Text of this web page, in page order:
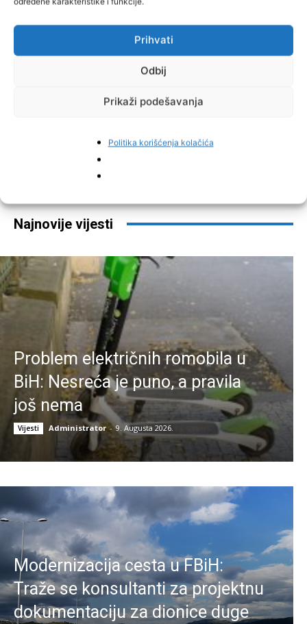
Prihvati
Odbij
Prikaži podešavanja
Politika korišćenja kolačića
Pinterest
Najnovije vijesti
Problem električnih romobila u
BiH: Nesreća je puno, a pravila
još nema
Vijesti Administrator - 9. Augusta 2026.
Modernizacija cesta u FBiH:
Traže se konsultanti za projektnu
dokumentaciju za dionice duge